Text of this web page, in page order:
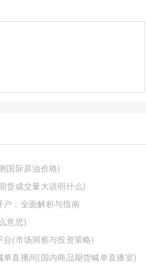
国际原油价格)
货成交量大说明什么)
：全面解析与指南
意思)
(市场洞察与投资策略)
直播间(国内商品期货喊单直播室)